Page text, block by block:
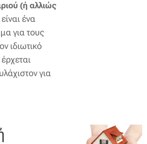
(ή αλλιώς
είναι ένα
για τους
ιδιωτικό
για